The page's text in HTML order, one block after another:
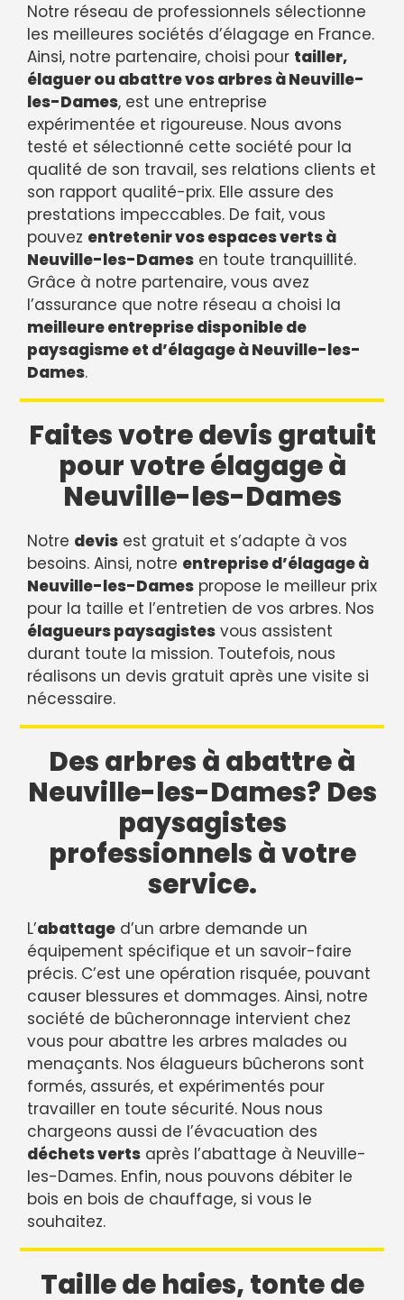
Notre réseau de professionnels sélectionne
les meilleures sociétés d’élagage en France.
Ainsi, notre partenaire, choisi pour tailler,
élaguer ou abattre vos arbres à Neuville-
les-Dames, est une entreprise
expérimentée et rigoureuse. Nous avons
testé et sélectionné cette société pour la
qualité de son travail, ses relations clients et
son rapport qualité-prix. Elle assure des
prestations impeccables. De fait, vous
pouvez entretenir vos espaces verts à
Neuville-les-Dames en toute tranquillité.
Grâce à notre partenaire, vous avez
l’assurance que notre réseau a choisi la
meilleure entreprise disponible de
paysagisme et d’élagage à Neuville-les-
Dames.
Faites votre devis gratuit
pour votre élagage à
Neuville-les-Dames
Notre devis est gratuit et s’adapte à vos
besoins. Ainsi, notre entreprise d’élagage à
Neuville-les-Dames propose le meilleur prix
pour la taille et l’entretien de vos arbres. Nos
élagueurs paysagistes vous assistent
durant toute la mission. Toutefois, nous
réalisons un devis gratuit après une visite si
nécessaire.
Des arbres à abattre à
Neuville-les-Dames? Des
paysagistes
professionnels à votre
service.
L’abattage d’un arbre demande un
équipement spécifique et un savoir-faire
précis. C’est une opération risquée, pouvant
causer blessures et dommages. Ainsi, notre
société de bûcheronnage intervient chez
vous pour abattre les arbres malades ou
menaçants. Nos élagueurs bûcherons sont
formés, assurés, et expérimentés pour
travailler en toute sécurité. Nous nous
chargeons aussi de l’évacuation des
déchets verts après l’abattage à Neuville-
les-Dames. Enfin, nous pouvons débiter le
bois en bois de chauffage, si vous le
souhaitez.
Taille de haies, tonte de